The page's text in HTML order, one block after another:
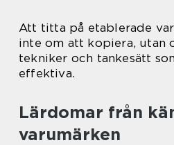
Att titta på etablerade
inte om att kopiera, utan
tekniker och tankesätt
effektiva.
Lärdomar från
varumärken